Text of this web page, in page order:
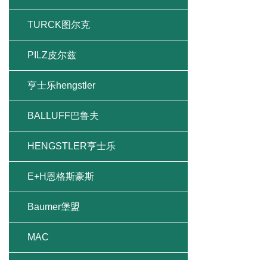
TURCK图尔克
PILZ皮尔兹
亨士乐hengstler
BALLUFF巴鲁夫
HENGSTLER亨士乐
E+H恩格斯豪斯
Baumer堡盟
MAC